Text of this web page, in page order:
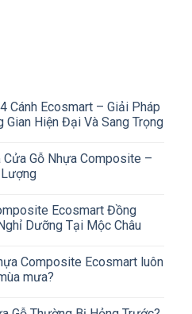
Cánh Ecosmart – Giải Pháp
Gian Hiện Đại Và Sang Trọng
Gỗ Nhựa Composite –
Lượng
Ecosmart Đồng
Dưỡng Tại Mộc Châu
Composite Ecosmart luôn
mưa?